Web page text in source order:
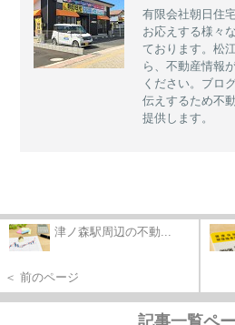
有限会社朝日住
お応えする様々
ております。松
ら、不動産情報
ください。ブロ
伝えするため不
提供します。
津ノ森駅周辺の不動...
＜ 前のページ
記事一覧ペ